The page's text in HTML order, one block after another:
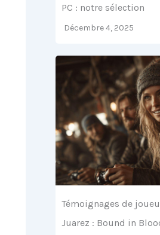
PC : notre sélection
Décembre 4, 2025
Témoignages de
Juarez : Bound in